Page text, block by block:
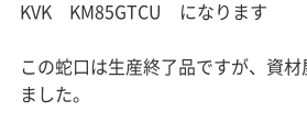
KVK KM85GTCU になります
この蛇口は生産終了品ですが、資
ました。